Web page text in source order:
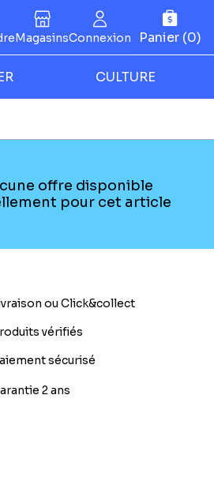
Panier (0)
MagasinsConnexion
CULTURE
offre disponible
pour cet article
ou Click&collect
vérifiés
sécurisé
2 ans